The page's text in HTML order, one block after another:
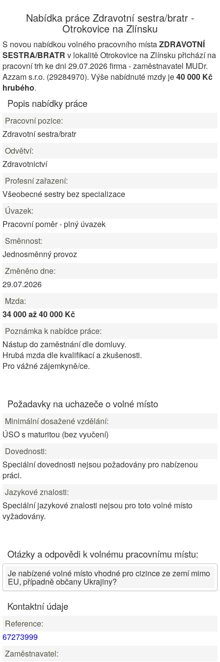
Nabídka práce Zdravotní sestra/bratr -
Otrokovice na Zlínsku
S novou nabídkou volného pracovního místaZDRAVOTNÍ
SESTRA/BRATR v lokalitě Otrokovice na Zlínsku přichází na
pracovní trh ke dni 29.07.2026 firma - zaměstnavatel MUDr.
Azzam s.r.o. (29284970). Výše nabídnuté mzdy je40 000 Kč
hrubého.
Popis nabídky práce
Pracovní pozice:
Zdravotní sestra/bratr
Odvětví:
Zdravotnictví
Profesní zařazení:
Všeobecné sestry bez specializace
Úvazek:
Pracovní poměr - plný úvazek
Směnnost:
Jednosměnný provoz
Změněno dne:
29.07.2026
Mzda:
34 000 až 40 000 Kč
Poznámka k nabídce práce:
Nástup do zaměstnání dle domluvy.
Hrubá mzda dle kvalifikací a zkušenosti.
Pro vážné zájemkyně/ce.
Požadavky na uchazeče o volné místo
Minimální dosažené vzdělání:
ÚSO s maturitou (bez vyučení)
Dovednosti:
Speciální dovednosti nejsou požadovány pro nabízenou
práci.
Jazykové znalosti:
Speciální jazykové znalosti nejsou pro toto volné místo
vyžadovány.
Otázky a odpovědi k volnému pracovnímu místu:
Je nabízené volné místo vhodné pro cizince ze zemí mimo
EU, případně občany Ukrajiny?
Kontaktní údaje
Reference:
67273999
Zaměstnavatel: